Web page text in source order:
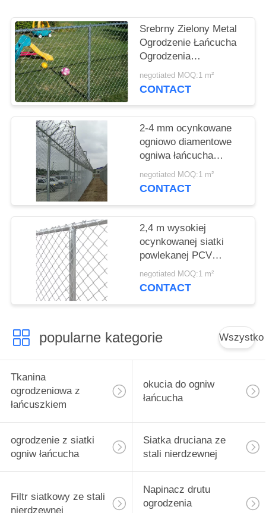
Srebrny Zielony Metal
Ogrodzenie Łańcucha
Ogrodzenia
Diamentowy Kształt
Dziury Odporność na
negotiated MOQ:1 m²
CONTACT
2-4 mm ocynkowane
ogniowo diamentowe
ogniwa łańcucha
Odporność na
starzenie
negotiated MOQ:1 m²
CONTACT
2,4 m wysokiej
ocynkowanej siatki
powlekanej PCV
Odporność na słońce
negotiated MOQ:1 m²
CONTACT
popularne kategorie Wszystko
Tkanina
ogrodzeniowa z
łańcuszkiem
okucia do ogniw
łańcucha
ogrodzenie z siatki
ogniw łańcucha
Siatka druciana ze
stali nierdzewnej
Filtr siatkowy ze stali
nierdzewnej
Napinacz drutu
ogrodzenia